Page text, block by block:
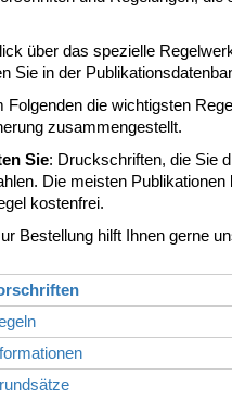
über das spezielle
Sie in der
Folgenden die wichtigsten
zusammengestellt.
Sie: Druckschriften, die Sie
Die meisten
kostenfrei.
Bestellung hilft Ihnen gerne